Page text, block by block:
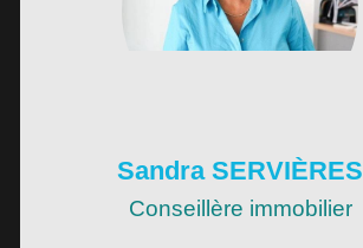
Sandra SERVIÈRES
Conseillère immobilier